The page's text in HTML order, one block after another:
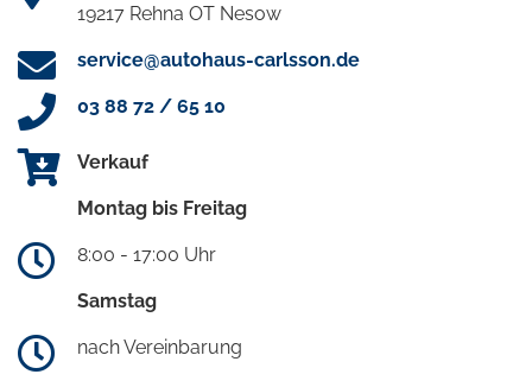
19217 Rehna OT Nesow
service@autohaus-carlsson.de
03 88 72 / 65 10
Verkauf
Montag bis Freitag
8:00 - 17:00 Uhr
Samstag
nach Vereinbarung